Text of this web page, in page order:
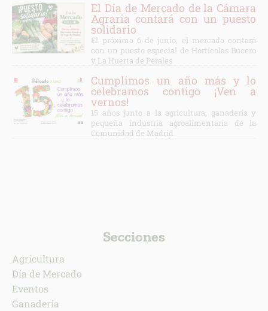
El Día de Mercado de la Cámara
Agraria contará con un puesto
solidario
El próximo 6 de junio, el mercado contará
con un puesto especial de Hortícolas Bucero
y La Huerta de Perales
Cumplimos un año más y lo
celebramos contigo ¡Ven a
vernos!
15 años junto a la agricultura, ganadería y
pequeña industria agroalimentaria de la
Comunidad de Madrid
Secciones
Agricultura
Día de Mercado
Eventos
Ganadería